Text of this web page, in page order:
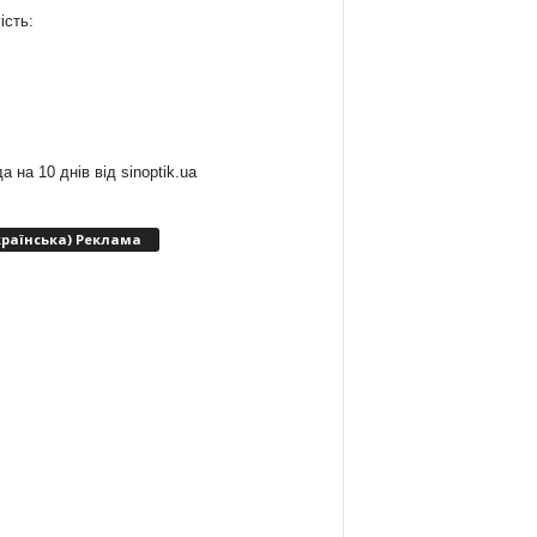
на 10 днів від sinoptik.ua
Реклама